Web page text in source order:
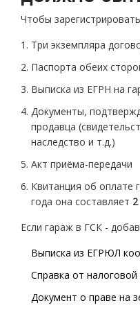
Чтобы
Три экземпляра
Паспорта обеих
Выписка из ЕГРН на
Документы,
продавца
наследство и т.д.)
Акт приёма-передачи
Квитанция об оплате
года она составляет
Если гараж в ГСК -
Выписка из ЕГРЮЛ
Справка от
Документ о праве на